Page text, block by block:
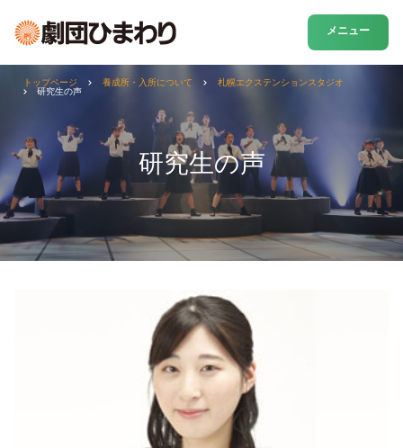
メニュー
研究生の声
トップページ 養成所・入所について
札幌エクステンションスタジオ
研究生の声